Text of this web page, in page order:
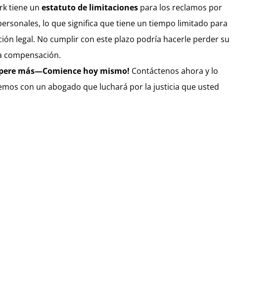
tiene un estatuto de limitaciones para los reclamos por
lo que significa que tiene un tiempo limitado para
legal. No cumplir con este plazo podría hacerle perder su
compensación.
más—Comience hoy mismo! Contáctenos ahora y lo
con un abogado que luchará por la justicia que usted